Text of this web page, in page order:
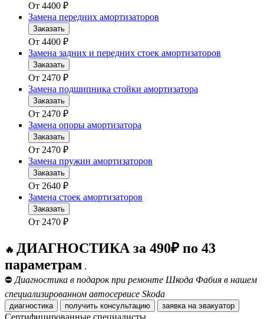
От 4400 ₽
Замена передних амортизаторов
Заказать
От 4400 ₽
Замена задних и передних стоек амортизаторов
Заказать
От 2470 ₽
Замена подшипника стойки амортизатора
Заказать
От 2470 ₽
Замена опоры амортизатора
Заказать
От 2470 ₽
Замена пружин амортизаторов
Заказать
От 2640 ₽
Замена стоек амортизаторов
Заказать
От 2470 ₽
🔥 ДИАГНОСТИКА за 490₽ по 43
параметрам .
⛔ Диагностика в подарок при ремонте Шкода Фабия в нашем
специализированном автосервисе Skoda
диагностика получить консультацию заявка на эвакуатор